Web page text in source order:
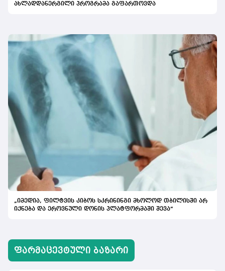
ახლადდანერგილი პროგრამა გაფართოვდა
„იმედია, ფილტვის კიბოს სკრინინგი მხოლოდ თბილისში არ
იქნება და ეროვნული დონის პლატფორმაში შევა“
ᲤᲐᲠᲛᲐᲪᲔᲕᲢᲣᲚᲘ ᲑᲐᲖᲐᲠᲘ